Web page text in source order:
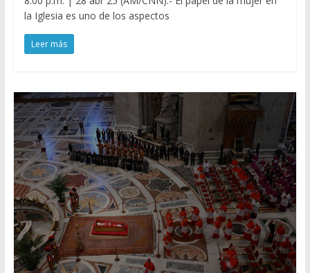
la Iglesia es uno de los aspectos
Leer más